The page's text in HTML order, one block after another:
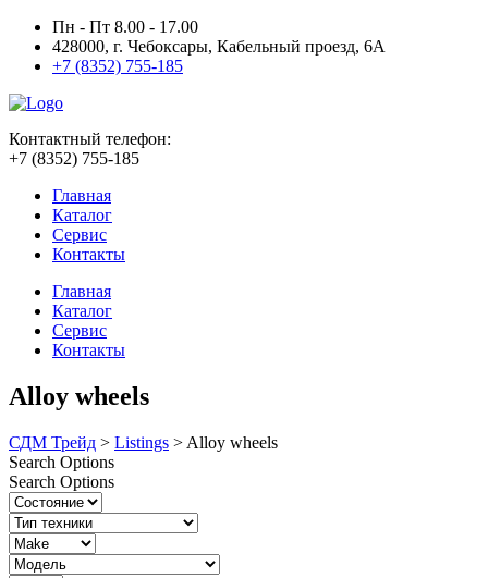
Пн - Пт 8.00 - 17.00
428000, г. Чебоксары, Кабельный проезд, 6А
+7 (8352) 755-185
Контактный телефон:
+7 (8352) 755-185
Главная
Каталог
Сервис
Контакты
Главная
Каталог
Сервис
Контакты
Alloy wheels
СДМ Трейд > Listings > Alloy wheels
Search Options
Search Options